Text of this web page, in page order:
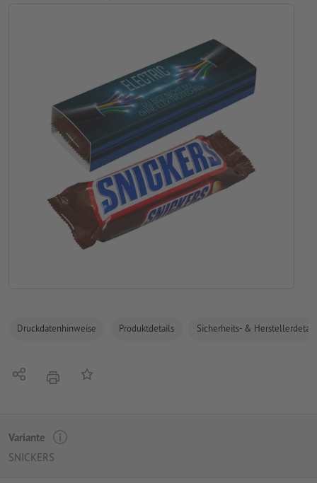
Druckdatenhinweise Produktdetails Sicherheits- &
Teilen DruckenAuf die Merkliste
Variante
SNICKERS